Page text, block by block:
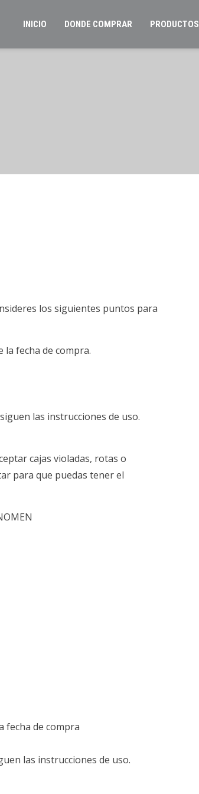
INICIO DONDE COMPRAR PRODUCTOS
los siguientes puntos para
la fecha de compra.
las instrucciones de uso.
cajas violadas, rotas o
para que puedas tener el
fecha de compra
las instrucciones de uso.